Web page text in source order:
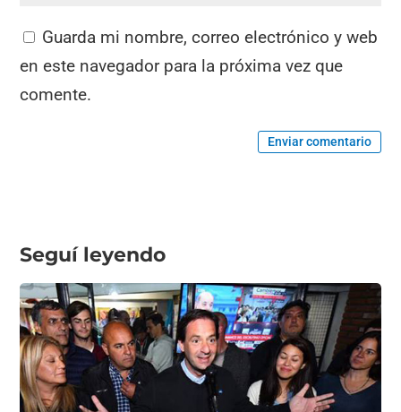
Guarda mi nombre, correo electrónico y web
en este navegador para la próxima vez que
comente.
Enviar comentario
Seguí leyendo